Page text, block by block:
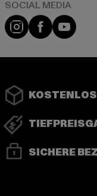
Instagram
Facebook
SICHERE